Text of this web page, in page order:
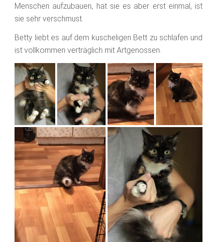
Menschen aufzubauen, hat sie es aber erst einmal, ist
sie sehr verschmust.
Betty liebt es auf dem kuscheligen Bett zu schlafen und
ist vollkommen verträglich mit Artgenossen.